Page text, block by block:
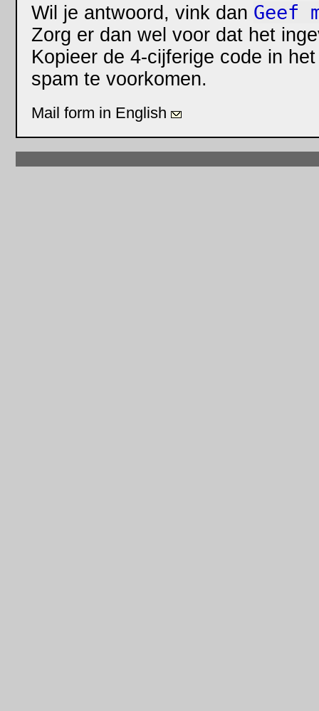
Wil je antwoord, vink dan Geef
Zorg er dan wel voor dat het
Kopieer de 4-cijferige code in
spam te voorkomen.
Mail form in English